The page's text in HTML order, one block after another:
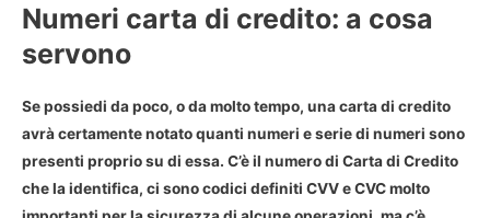
Numeri carta di credito: a cosa
servono
Se possiedi da poco, o da molto tempo, una carta di credito
avrà certamente notato quanti numeri e serie di numeri sono
presenti proprio su di essa. C’è il numero di Carta di Credito
che la identifica, ci sono codici definiti CVV e CVC molto